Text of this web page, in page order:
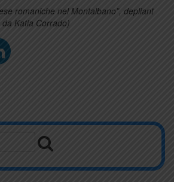
romaniche nel Montalbano”, depliant
da Katia Corrado)